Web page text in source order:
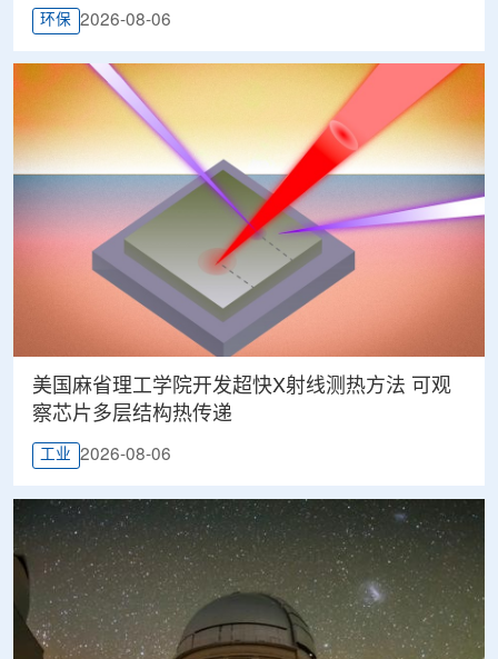
环保 2026-08-06
美国麻省理工学院开发超快X射线测热方法 可观
察芯片多层结构热传递
工业 2026-08-06